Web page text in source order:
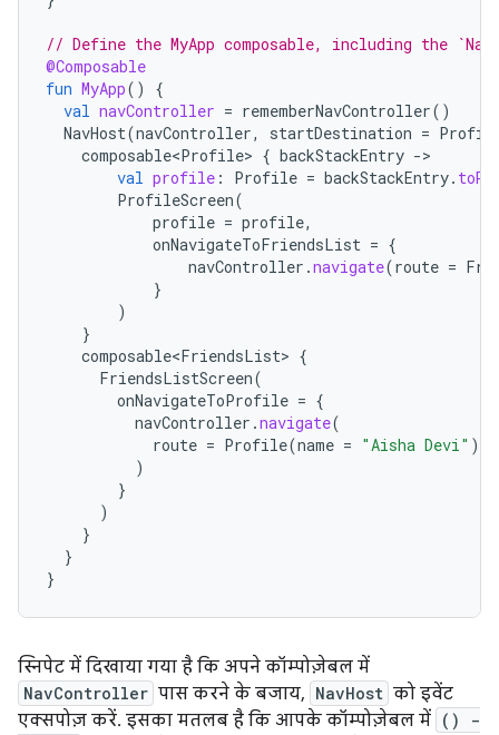
// Define the MyApp composable, including the
@Composable
fun MyApp()
{
val navController = rememberNavController()
NavHost(navController, startDestination =
composable<Profile> { backStackEntry -
val profile : Profile = backStackEntry.
ProfileScreen(
profile = profile,
onNavigateToFriendsList = {
navController .navigate(route =
}
)
}
composable<FriendsList> {
FriendsListScreen(
onNavigateToProfile = {
navController .navigate(
route = Profile(name = "Aisha Devi" )
)
}
)
}
}
}
स्निपेट में दिखाया गया है कि अपने कॉम्पोज़ेबल में
NavController पास करने के बजाय, NavHost को इवेंट
एक्सपोज़ करें. इसका मतलब है कि आपके कॉम्पोज़ेबल में () -